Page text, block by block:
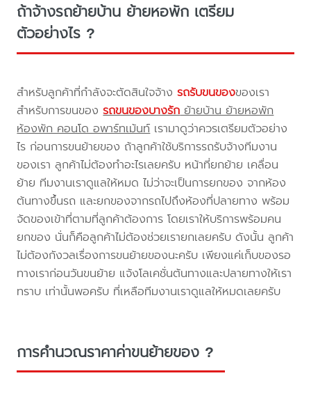
ถ้าจ้างรถย้ายบ้าน ย้ายหอพัก เตรียม
ตัวอย่างไร ?
สำหรับลูกค้าที่กำลังจะตัดสินใจจ้างรถรับขนของของเรา
สำหรับการขนของรถขนของบางรักย้ายบ้าน ย้ายหอพัก
ห้องพัก คอนโด อพาร์ทเม้นท์เรามาดูว่าควรเตรียมตัวอย่าง
ไร ก่อนการขนย้ายของ ถ้าลูกค้าใช้บริการรถรับจ้างทีมงาน
ของเรา ลูกค้าไม่ต้องทำอะไรเลยครับ หน้าที่ยกย้าย เคลื่อน
ย้าย ทีมงานเราดูแลให้หมด ไม่ว่าจะเป็นการยกของ จากห้อง
ต้นทางขึ้นรถ และยกของจากรถไปถึงห้องที่ปลายทาง พร้อม
จัดของเข้าที่ตามที่ลูกค้าต้องการ โดยเราให้บริการพร้อมคน
ยกของ นั่นก็คือลูกค้าไม่ต้องช่วยเรายกเลยครับ ดังนั้น ลูกค้า
ไม่ต้องกังวลเรื่องการขนย้ายของนะครับ เพียงแค่เก็บของรอ
ทางเราก่อนวันขนย้าย แจ้งโลเคชั่นต้นทางและปลายทางให้เรา
ทราบ เท่านั้นพอครับ ที่เหลือทีมงานเราดูแลให้หมดเลยครับ
การคำนวณราคาค่าขนย้ายของ ?